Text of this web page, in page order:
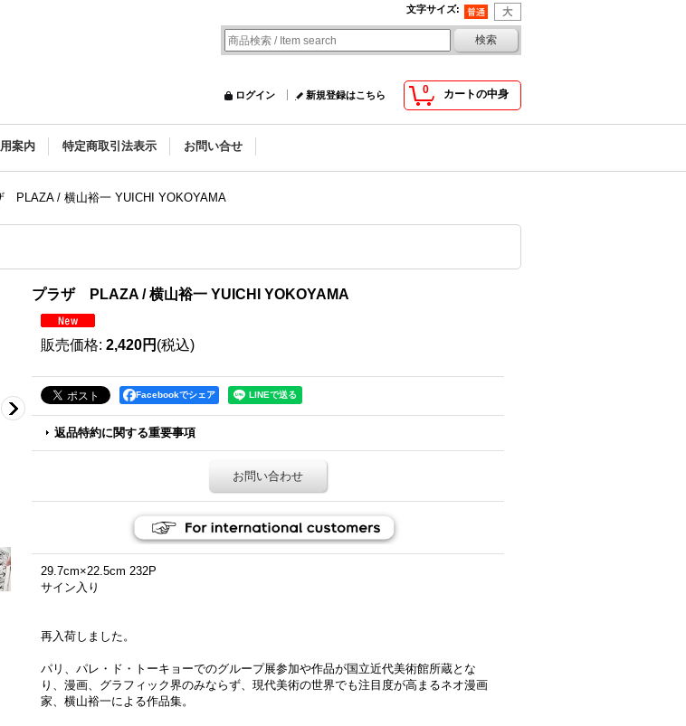
文字サイズ:
0 カートの中身
ログイン 新規登録はこちら
案内 特定商取引法表示 お問い合せ
PLAZA / 横山裕一 YUICHI YOKOYAMA
プラザ PLAZA / 横山裕一 YUICHI YOKOYAMA
販売価格: 2,420円 (税込)
Facebookでシェア
返品特約に関する重要事項
お問い合わせ
29.7cm×22.5cm 232P
サイン入り
再入荷しました。
パリ、パレ・ド・トーキョーでのグループ展参加や作品が国立近代美術館所蔵とな
り、漫画、グラフィック界のみならず、現代美術の世界でも注目度が高まるネオ漫画
家、横山裕一による作品集。